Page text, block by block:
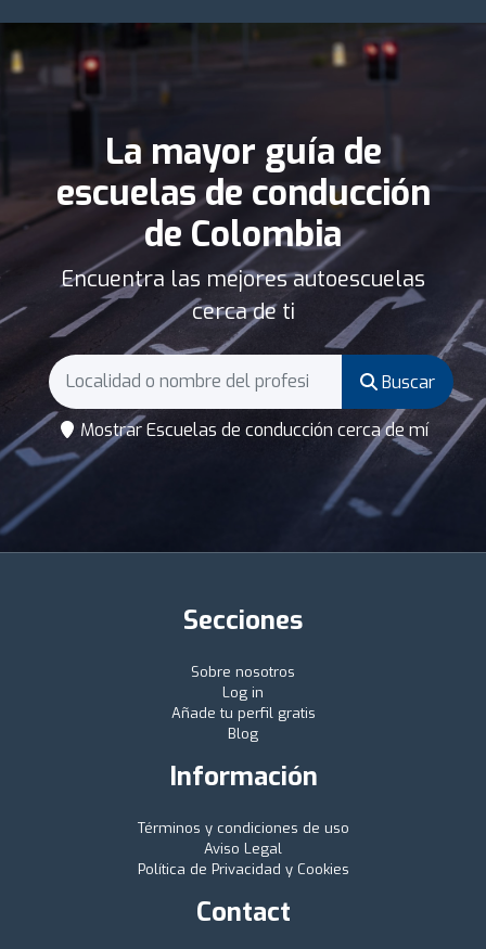
La mayor guía de
escuelas de conducción
de Colombia
Encuentra las mejores autoescuelas
cerca de ti
Buscar
Mostrar Escuelas de conducción cerca de mí
Secciones
Sobre nosotros
Log in
Añade tu perfil gratis
Blog
Información
Términos y condiciones de uso
Aviso Legal
Política de Privacidad y Cookies
Contact